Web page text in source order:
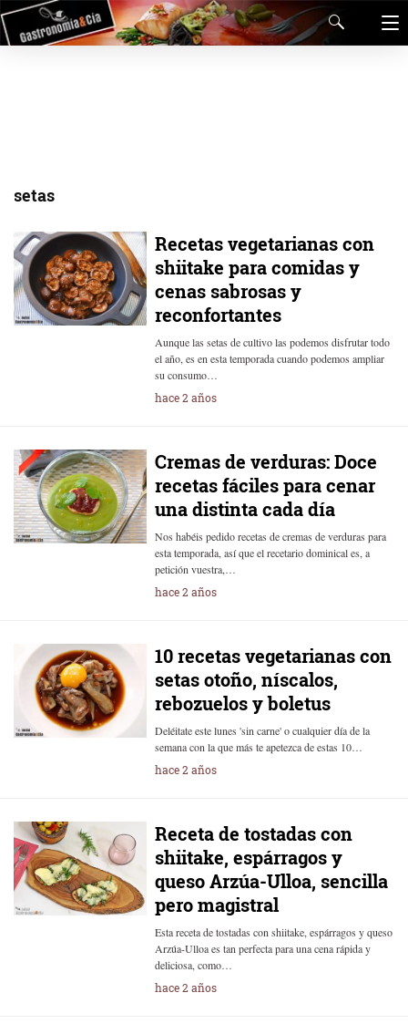
setas
Recetas vegetarianas con
shiitake para comidas y
cenas sabrosas y
reconfortantes
Aunque las setas de cultivo las podemos disfrutar todo
el año, es en esta temporada cuando podemos ampliar
su consumo…
hace 2 años
Cremas de verduras: Doce
recetas fáciles para cenar
una distinta cada día
Nos habéis pedido recetas de cremas de verduras para
esta temporada, así que el recetario dominical es, a
petición vuestra,…
hace 2 años
10 recetas vegetarianas con
setas otoño, níscalos,
rebozuelos y boletus
Deléitate este lunes 'sin carne' o cualquier día de la
semana con la que más te apetezca de estas 10…
hace 2 años
Receta de tostadas con
shiitake, espárragos y
queso Arzúa-Ulloa, sencilla
pero magistral
Esta receta de tostadas con shiitake, espárragos y queso
Arzúa-Ulloa es tan perfecta para una cena rápida y
deliciosa, como…
hace 2 años